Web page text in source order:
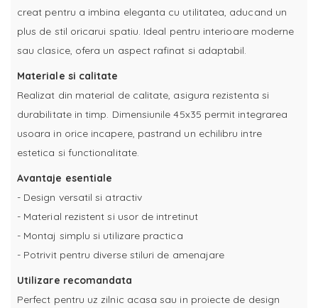
creat pentru a imbina eleganta cu utilitatea, aducand un
plus de stil oricarui spatiu. Ideal pentru interioare moderne
sau clasice, ofera un aspect rafinat si adaptabil.
Materiale si calitate
Realizat din material de calitate, asigura rezistenta si
durabilitate in timp. Dimensiunile 45x35 permit integrarea
usoara in orice incapere, pastrand un echilibru intre
estetica si functionalitate.
Avantaje esentiale
- Design versatil si atractiv
- Material rezistent si usor de intretinut
- Montaj simplu si utilizare practica
- Potrivit pentru diverse stiluri de amenajare
Utilizare recomandata
Perfect pentru uz zilnic acasa sau in proiecte de design